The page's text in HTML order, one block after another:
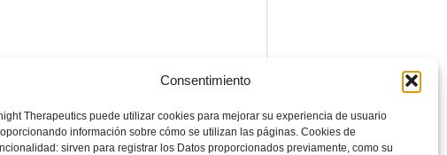
Consentimiento
Therapeutics puede utilizar cookies para mejorar su experiencia de usuario
información sobre cómo se utilizan las páginas. Cookies de
sirven para registrar los Datos proporcionados previamente, como su
titular.
alguna condición médica. Recuerde